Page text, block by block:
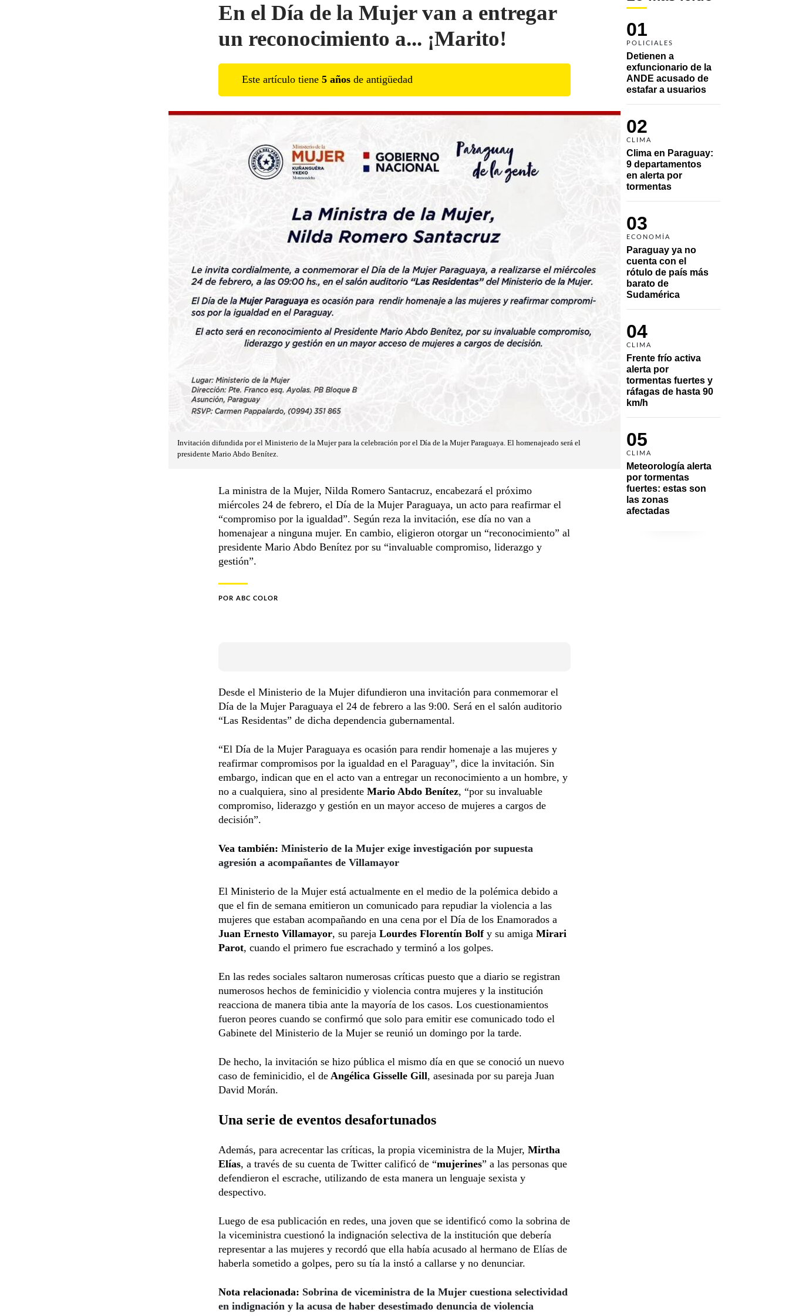
01
POLICIALES
Detienen a
exfuncionario de la
ANDE acusado de
estafar a usuarios
02
CLIMA
Clima en Paraguay:
9 departamentos
en alerta por
tormentas
03
ECONOMÍA
Paraguay ya no
cuenta con el
rótulo de país más
barato de
Sudamérica
04
CLIMA
Frente frío activa
alerta por
tormentas fuertes y
ráfagas de hasta 90
km/h
05
CLIMA
Meteorología alerta
por tormentas
fuertes: estas son
las zonas
afectadas
En el Día de la Mujer van a entregar
un reconocimiento a... ¡Marito!
Este artículo tiene 5 años de antigüedad
Invitación difundida por el Ministerio de la Mujer para la celebración por el Día de la Mujer Paraguaya. El homenajeado será el
presidente Mario Abdo Benítez.
La ministra de la Mujer, Nilda Romero Santacruz, encabezará el próximo
miércoles 24 de febrero, el Día de la Mujer Paraguaya, un acto para reafirmar el
“compromiso por la igualdad”. Según reza la invitación, ese día no van a
homenajear a ninguna mujer. En cambio, eligieron otorgar un “reconocimiento” al
presidente Mario Abdo Benítez por su “invaluable compromiso, liderazgo y
gestión”.
POR ABC COLOR
Desde el Ministerio de la Mujer difundieron una invitación para conmemorar el
Día de la Mujer Paraguaya el 24 de febrero a las 9:00. Será en el salón auditorio
“Las Residentas” de dicha dependencia gubernamental.
“El Día de la Mujer Paraguaya es ocasión para rendir homenaje a las mujeres y
reafirmar compromisos por la igualdad en el Paraguay”, dice la invitación. Sin
embargo, indican que en el acto van a entregar un reconocimiento a un hombre, y
no a cualquiera, sino al presidente Mario Abdo Benítez, “por su invaluable
compromiso, liderazgo y gestión en un mayor acceso de mujeres a cargos de
decisión”.
Vea también: Ministerio de la Mujer exige investigación por supuesta
agresión a acompañantes de Villamayor
El Ministerio de la Mujer está actualmente en el medio de la polémica debido a
que el fin de semana emitieron un comunicado para repudiar la violencia a las
mujeres que estaban acompañando en una cena por el Día de los Enamorados a
Juan Ernesto Villamayor, su pareja Lourdes Florentín Bolfy su amiga Mirari
Parot, cuando el primero fue escrachado y terminó a los golpes.
En las redes sociales saltaron numerosas críticas puesto que a diario se registran
numerosos hechos de feminicidio y violencia contra mujeres y la institución
reacciona de manera tibia ante la mayoría de los casos. Los cuestionamientos
fueron peores cuando se confirmó que solo para emitir ese comunicado todo el
Gabinete del Ministerio de la Mujer se reunió un domingo por la tarde.
De hecho, la invitación se hizo pública el mismo día en que se conoció un nuevo
caso de feminicidio, el de Angélica Gisselle Gill, asesinada por su pareja Juan
David Morán.
Una serie de eventos desafortunados
Además, para acrecentar las críticas, la propia viceministra de la Mujer, Mirtha
Elías, a través de su cuenta de Twitter calificó de “mujerines” a las personas que
defendieron el escrache, utilizando de esta manera un lenguaje sexista y
despectivo.
Luego de esa publicación en redes, una joven que se identificó como la sobrina de
la viceministra cuestionó la indignación selectiva de la institución que debería
representar a las mujeres y recordó que ella había acusado al hermano de Elías de
haberla sometido a golpes, pero su tía la instó a callarse y no denunciar.
Nota relacionada: Sobrina de viceministra de la Mujer cuestiona selectividad
en indignación y la acusa de haber desestimado denuncia de violencia